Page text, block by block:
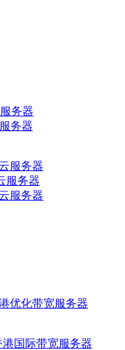
务器
务器
服务器
服务器
服务器
优化带宽服务器
港国际带宽服务器